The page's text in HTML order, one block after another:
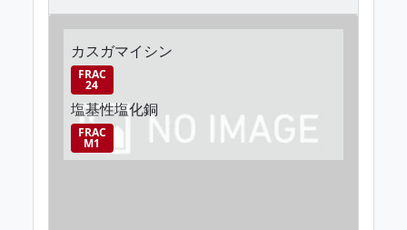
カスガマイシン
FRAC
24
塩基性塩化銅
FRAC
M1